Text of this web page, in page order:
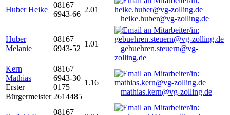
Huber Heike
08167
6943-66
2.01
heike.huber@vg-zolling.de
Huber
Melanie
08167
6943-52
1.01
gebuehren.steuern@vg-
zolling.de
Kern
Mathias
Erster
Bürgermeister
08167
6943-30
0175
2614485
1.16
mathias.kern@vg-zolling.de
08167